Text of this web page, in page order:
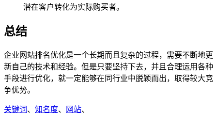
潜在客户转化为实际购买者。
总结
企业网站排名优化是一个长期而且复杂的过程，需要不断地更
新自己的技术和经验。但是只要坚持下去，并且合理运用各种
手段进行优化，就一定能够在同行业中脱颖而出，取得较大竞
争优势。
关键词 、 知名度、 网站、